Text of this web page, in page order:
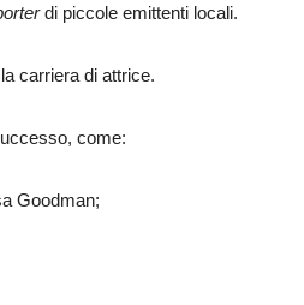
di piccole emittenti locali.
carriera di attrice.
come:
Goodman;